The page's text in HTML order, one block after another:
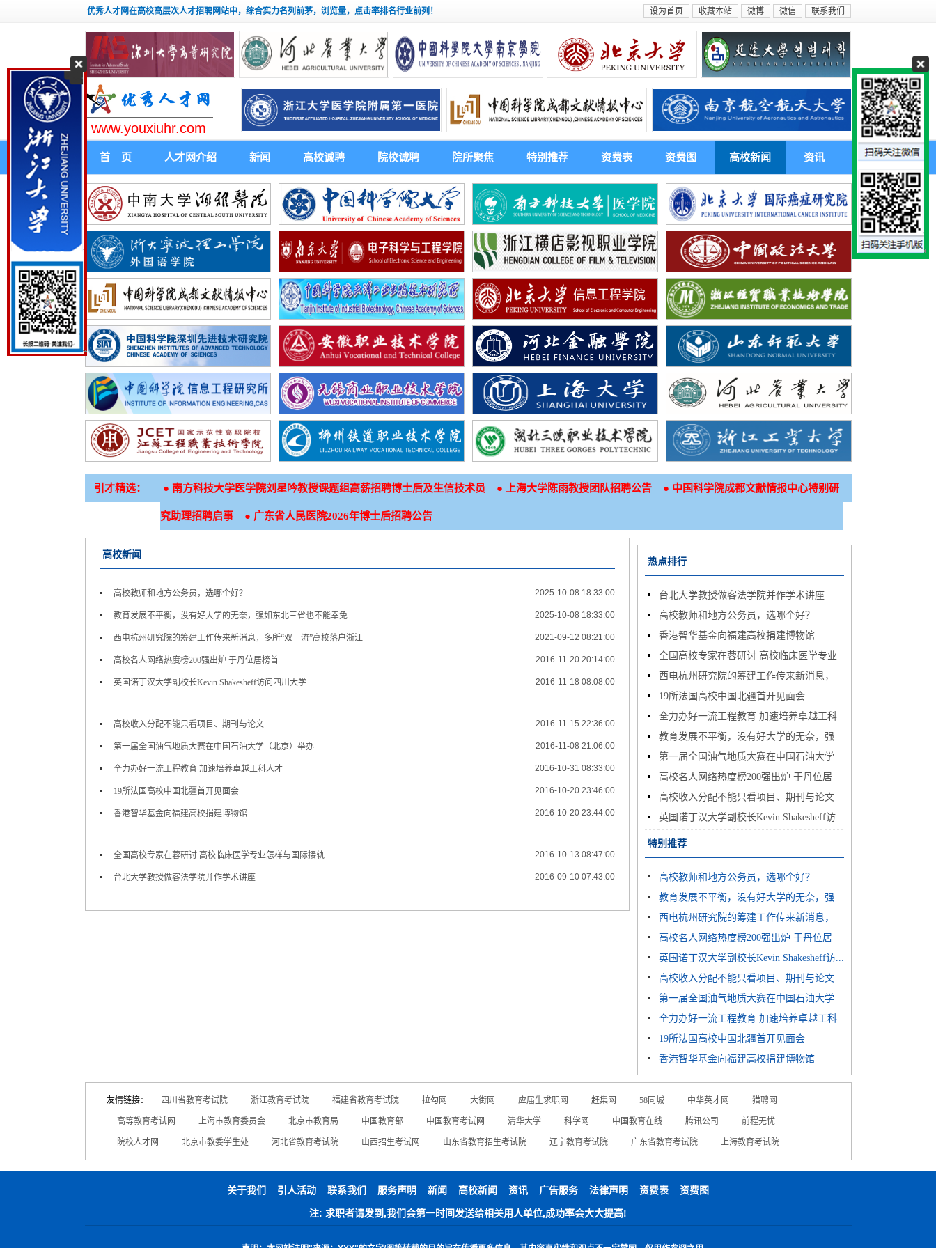
优秀人才网在高校高层次人才招聘网站中，综合实力名列前茅，浏览量，点击率排名行业前列！ 设为首页 收藏本站 微博 微信 联系我们
www.youxiuhr.com
首 页 人才网介绍 新闻 高校诚聘 院校诚聘 院所聚焦 特别推荐 资费表 资费图 高校新闻 资讯
引才精选： ● 南方科技大学医学院刘星吟教授课题组高薪招聘博士后及生信技术员 ● 上海大学陈雨教授团队招聘公告● 中国科学院成都文献情报中心特别研
究助理招聘启事● 广东省人民医院2026年博士后招聘公告
高校新闻
高校教师和地方公务员，选哪个好？ 2025-10-08 18:33:00
教育发展不平衡，没有好大学的无奈，强如东北三省也不能幸免 2025-10-08 18:33:00
西电杭州研究院的筹建工作传来新消息，多所“双一流”高校落户浙江 2021-09-12 08:21:00
高校名人网络热度榜200强出炉 于丹位居榜首 2016-11-20 20:14:00
英国诺丁汉大学副校长Kevin Shakesheff访问四川大学 2016-11-18 08:08:00
高校收入分配不能只看项目、期刊与论文 2016-11-15 22:36:00
第一届全国油气地质大赛在中国石油大学（北京）举办 2016-11-08 21:06:00
全力办好一流工程教育 加速培养卓越工科人才 2016-10-31 08:33:00
19所法国高校中国北疆首开见面会 2016-10-20 23:46:00
香港智华基金向福建高校捐建博物馆 2016-10-20 23:44:00
全国高校专家在蓉研讨 高校临床医学专业怎样与国际接轨 2016-10-13 08:47:00
台北大学教授做客法学院并作学术讲座 2016-09-10 07:43:00
热点排行
台北大学教授做客法学院并作学术讲座
高校教师和地方公务员，选哪个好？
香港智华基金向福建高校捐建博物馆
全国高校专家在蓉研讨 高校临床医学专业
怎...西电杭州研究院的筹建工作传来新消息，
多...19所法国高校中国北疆首开见面会
全力办好一流工程教育 加速培养卓越工科
人...教育发展不平衡，没有好大学的无奈，强
如...第一届全国油气地质大赛在中国石油大学
（...高校名人网络热度榜200强出炉 于丹位居
榜...高校收入分配不能只看项目、期刊与论文
英国诺丁汉大学副校长Kevin Shakesheff访...
特别推荐
高校教师和地方公务员，选哪个好？
教育发展不平衡，没有好大学的无奈，强
如...西电杭州研究院的筹建工作传来新消息，
多...高校名人网络热度榜200强出炉 于丹位居
榜...英国诺丁汉大学副校长Kevin Shakesheff访...
高校收入分配不能只看项目、期刊与论文
第一届全国油气地质大赛在中国石油大学
（...全力办好一流工程教育 加速培养卓越工科
人...19所法国高校中国北疆首开见面会
香港智华基金向福建高校捐建博物馆
友情链接： 四川省教育考试院 浙江教育考试院 福建省教育考试院 拉勾网 大街网 应届生求职网 赶集网 58同城 中华英才网 猎聘网
高等教育考试网 上海市教育委员会 北京市教育局 中国教育部 中国教育考试网 清华大学 科学网 中国教育在线 腾讯公司 前程无忧
院校人才网 北京市教委学生处 河北省教育考试院 山西招生考试网 山东省教育招生考试院 辽宁教育考试院 广东省教育考试院 上海教育考试院
关于我们 引人活动 联系我们 服务声明 新闻 高校新闻 资讯 广告服务 法律声明 资费表 资费图
注: 求职者请发到,我们会第一时间发送给相关用人单位,成功率会大大提高!